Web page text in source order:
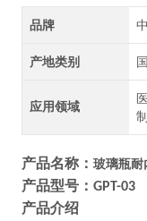
品牌
产地类别
应用领域
产品名称： 玻璃瓶耐
产品型号： GPT-03
产品介绍